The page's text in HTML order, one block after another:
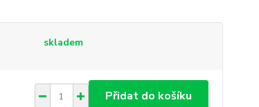
skladem
Přidat do košíku